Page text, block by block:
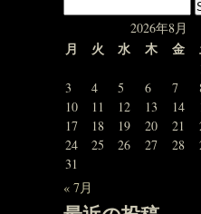
2026年8月
月 火 水 木 金
3
4 5 6 7
10
11 12 13 14
17
18 19 20 21
24
25 26 27 28
31
« 7月